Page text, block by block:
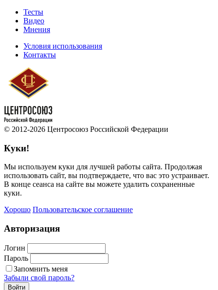
Тесты
Видео
Мнения
Условия использования
Контакты
© 2012-2026 Центросоюз Российской Федерации
Куки!
Мы используем куки для лучшей работы сайта. Продолжая
использовать сайт, вы подтверждаете, что вас это устраивает.
В конце сеанса на сайте вы можете удалить сохраненные
куки.
Хорошо Пользовательское соглашение
Авторизация
Логин
Пароль
Запомнить меня
Забыли свой пароль?
Войти